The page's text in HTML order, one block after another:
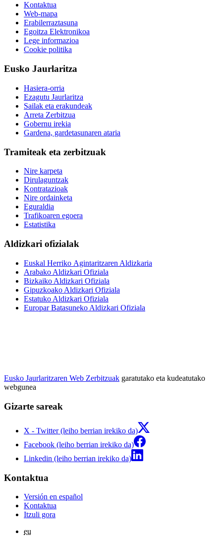
Kontaktua
Web-mapa
Erabilerraztasuna
Egoitza Elektronikoa
Lege informazioa
Cookie politika
Eusko Jaurlaritza
Hasiera-orria
Ezagutu Jaurlaritza
Sailak eta erakundeak
Arreta Zerbitzua
Gobernu irekia
Gardena, gardetasunaren ataria
Tramiteak eta zerbitzuak
Nire karpeta
Dirulaguntzak
Kontratazioak
Nire ordainketa
Eguraldia
Trafikoaren egoera
Estatistika
Aldizkari ofizialak
Euskal Herriko Agintaritzaren Aldizkaria
Arabako Aldizkari Ofiziala
Bizkaiko Aldizkari Ofiziala
Gipuzkoako Aldizkari Ofiziala
Estatuko Aldizkari Ofiziala
Europar Batasuneko Aldizkari Ofiziala
Eusko Jaurlaritzaren Web Zerbitzuak garatutako eta kudeatutako
webgunea
Gizarte sareak
X - Twitter (leiho berrian irekiko da)
Facebook (leiho berrian irekiko da)
Linkedin (leiho berrian irekiko da)
Kontaktua
Versión en español
Kontaktua
Itzuli gora
eu